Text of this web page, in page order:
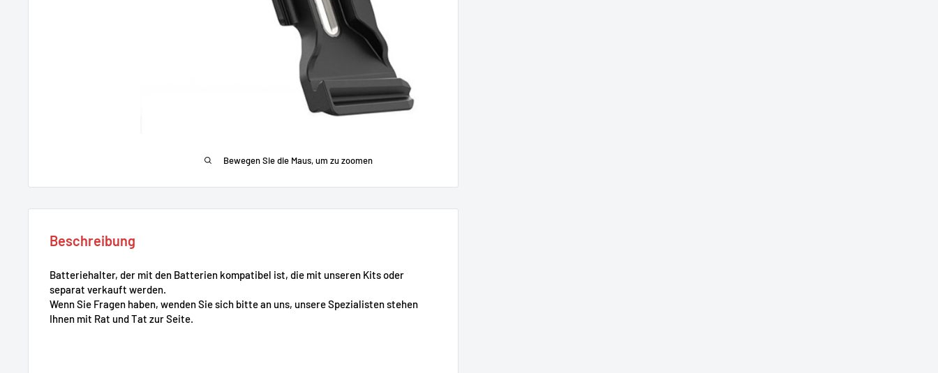
Bewegen Sie die Maus, um zu zoomen
Beschreibung
Batteriehalter, der mit den Batterien kompatibel ist, die mit unseren Kits oder
separat verkauft werden.
Wenn Sie Fragen haben, wenden Sie sich bitte an uns, unsere Spezialisten stehen
Ihnen mit Rat und Tat zur Seite.